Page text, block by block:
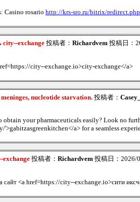
Casino rosario http://krs-sro.ru/bitrix/
city--exchange 投稿者： Richardvem 投稿日：
city--exchange.io>city-exchange</a>
nucleotide starvation. 投稿者：
obtain your pharmaceuticals easily? Look no
'>gabitzasgreenkitchen</a> for a seamless
exchange 投稿者： Richardvem 投稿日：2026/
сайт <a href=https://city--exchange.io>сити